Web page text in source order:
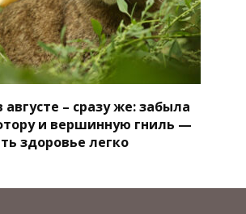
– сразу же: забыла
и вершинную гниль —
здоровье легко